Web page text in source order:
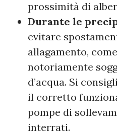
prossimità di
Durante le
evitare
allagamento,
notoriamente
d’acqua. Si
il corretto
pompe di
interrati.